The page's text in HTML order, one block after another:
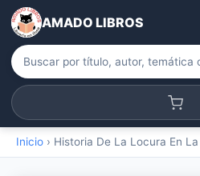
AMADO LIBROS
Inicio › Historia De La Locura En